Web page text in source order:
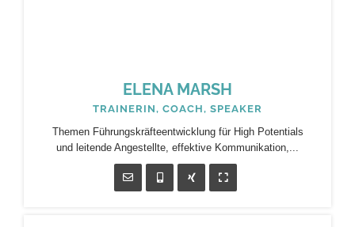
ELENA MARSH
TRAINERIN, COACH, SPEAKER
Themen Führungskräfteentwicklung für High Potentials
und leitende Angestellte, effektive Kommunikation,...